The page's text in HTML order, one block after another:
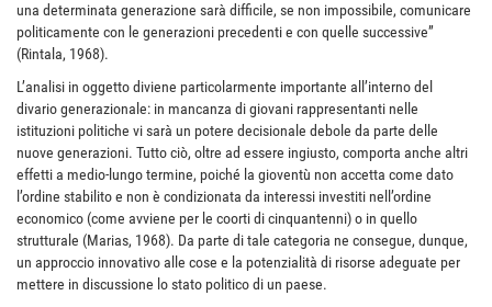
una determinata generazione sarà difficile, se non impossibile, comunicare
politicamente con le generazioni precedenti e con quelle successive”
(Rintala, 1968).
L’analisi in oggetto diviene particolarmente importante all’interno del
divario generazionale: in mancanza di giovani rappresentanti nelle
istituzioni politiche vi sarà un potere decisionale debole da parte delle
nuove generazioni. Tutto ciò, oltre ad essere ingiusto, comporta anche altri
effetti a medio-lungo termine, poiché la gioventù non accetta come dato
l’ordine stabilito e non è condizionata da interessi investiti nell’ordine
economico (come avviene per le coorti di cinquantenni) o in quello
strutturale (Marias, 1968). Da parte di tale categoria ne consegue, dunque,
un approccio innovativo alle cose e la potenzialità di risorse adeguate per
mettere in discussione lo stato politico di un paese.